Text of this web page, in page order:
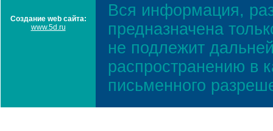
Создание web сайта:
www.5d.ru
Вся информация,
предназначена
не подлежит
распространению в
письменного